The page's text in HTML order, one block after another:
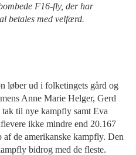
F16-fly, der har
betales med velfærd.
løber ud i folketingets gård og
Anne Marie Helger, Gerd
til nye kampfly samt Eva
ikke mindre end 20.167
de amerikanske kampfly. Den
bidrog med de fleste.